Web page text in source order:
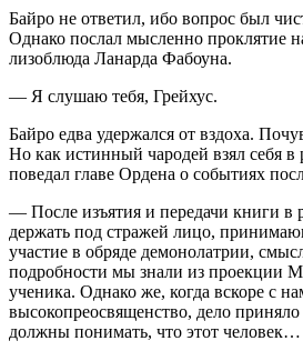
Байро не ответил, ибо вопрос был
Однако послал мысленно проклятие
лизоблюда Ланарда Фабоуна.
— Я слушаю тебя, Грейхус.
Байро едва удержался от вздоха.
Но как истинный чародей взял себя
поведал главе Ордена о событиях
— После изъятия и передачи книги в
держать под стражей лицо,
участие в обряде демонолатрии,
подробности мы знали из проекции
ученика. Однако же, когда вскоре с
высокопреосвященство, дело
должны понимать, что этот человек…